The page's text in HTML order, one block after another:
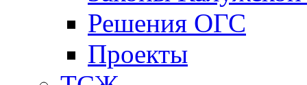
Решения ОГС
Проекты